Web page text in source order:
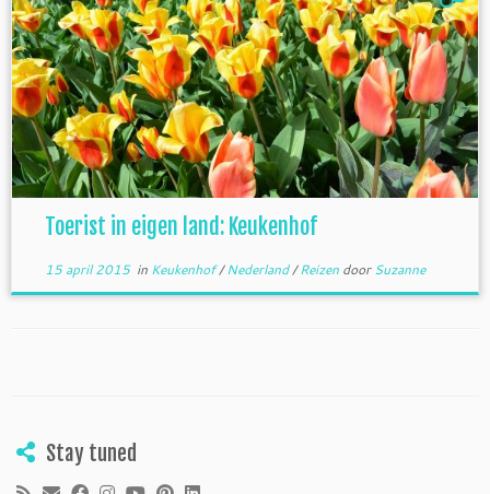
Toerist in eigen land: Keukenhof
15 april 2015in Keukenhof/Nederland/Reizen doorSuzanne
Stay tuned